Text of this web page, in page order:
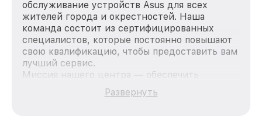
обслуживание устройств Asus для всех
жителей города и окрестностей. Наша
команда состоит из сертифицированных
специалистов, которые постоянно повышают
свою квалификацию, чтобы предоставить вам
лучший сервис.
Миссия нашего центра — обеспечить
качественный и доступный ремонт для
каждого пользователя продукции Asus, вне
Развернуть